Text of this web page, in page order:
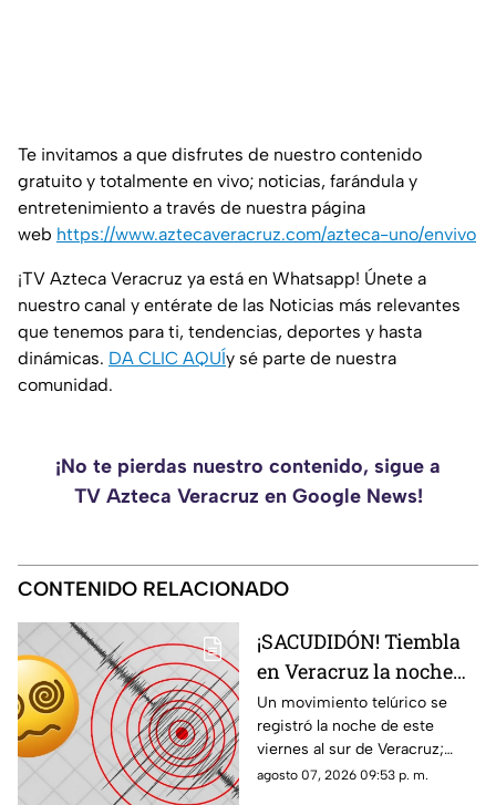
Te invitamos a que disfrutes de nuestro contenido
gratuito y totalmente en vivo; noticias, farándula y
entretenimiento a través de nuestra página
web https://www.aztecaveracruz.com/azteca-uno/envivo
¡TV Azteca Veracruz ya está en Whatsapp! Únete a
nuestro canal y entérate de las Noticias más relevantes
que tenemos para ti, tendencias, deportes y hasta
dinámicas. DA CLIC AQUÍy sé parte de nuestra
comunidad.
¡No te pierdas nuestro contenido, sigue a
TV Azteca Veracruz en Google News!
CONTENIDO RELACIONADO
¡SACUDIDÓN! Tiembla
en Veracruz la noche
de HOY viernes 7 de
agosto del 2026; ¿cuál
fue la magnitud y
epicentro?
Un movimiento telúrico se
registró la noche de este
viernes al sur de Veracruz;
habitantes de la zona pudieron
agosto 07, 2026 09:53 p. m.